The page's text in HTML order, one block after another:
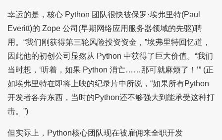
幸运的是，核心 Python 团队很快被保罗·埃弗里特(Paul
Everitt)的 Zope 公司(早期网络应用服务器领域的先驱)聘
用。“我们刚获得第三轮风险投资资金，”埃弗里特回忆道，
因此他的初创公司显然从 Python 中获得了巨大价值。“我们
当时想，‘听着，如果 Python 消亡……那可就麻烦了！’” (正
如埃弗里特在即将上映的纪录片中所说，“如果所有Python
开发者各奔东西，当时的Python还不够强大到能承受这种打
击。”)
但实际上，Python核心团队现在被雇佣来全职开发